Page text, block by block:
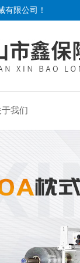
有限公司！
于我们